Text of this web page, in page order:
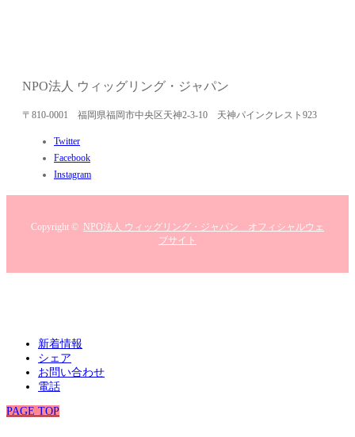
NPO法人 ウィッグリング・ジャパン
〒810-0001 福岡県福岡市中央区天神2-3-10 天神パインクレスト923
Twitter
Facebook
Instagram
Copyright © NPO法人 ウィッグリング・ジャパン オフィシャルウェ
ブサイト
新着情報
シェア
お問い合わせ
電話
PAGE TOP